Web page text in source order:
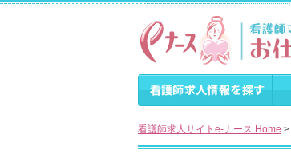
看護師求人サイトe-ナース Home >